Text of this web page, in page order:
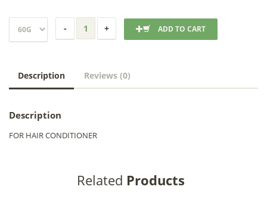
ADD TO CART
Description Reviews (0)
Description
FOR HAIR CONDITIONER
Related Products